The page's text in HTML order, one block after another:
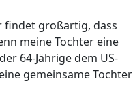
findet großartig, dass
meine Tochter eine
64-Jährige dem US-
gemeinsame Tochter